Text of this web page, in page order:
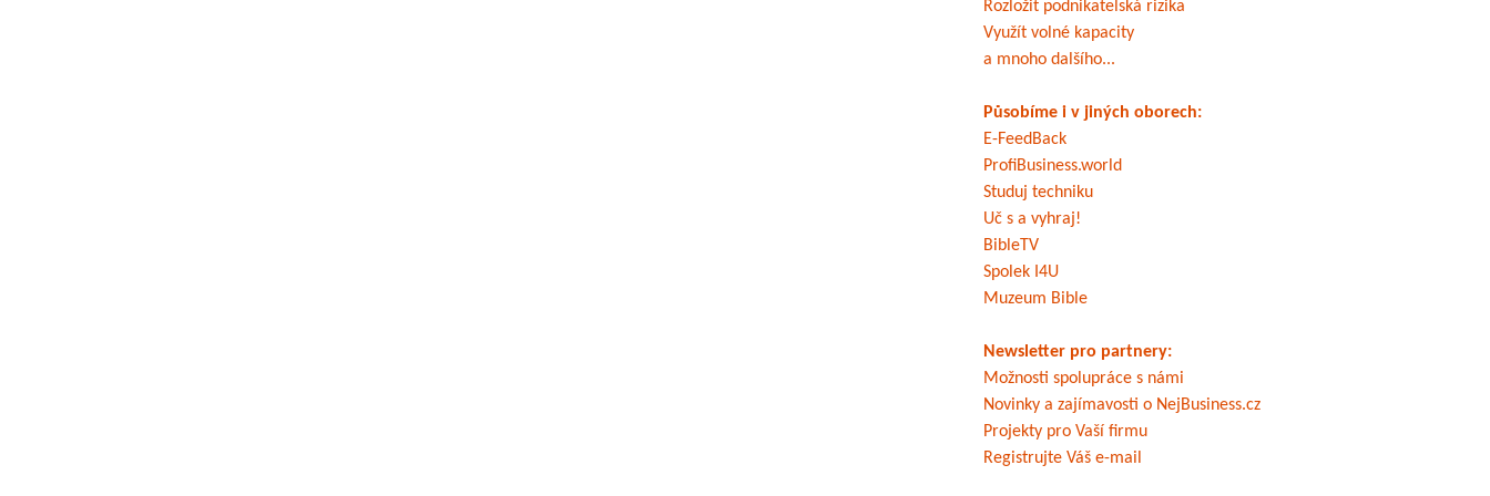
Rozložit podnikatelská rizika
Využít volné kapacity
a mnoho dalšího...
Působíme i v jiných oborech:
E-FeedBack
ProfiBusiness.world
Studuj techniku
Uč s a vyhraj!
BibleTV
Spolek I4U
Muzeum Bible
Newsletter pro partnery:
Možnosti spolupráce s námi
Novinky a zajímavosti o NejBusiness.cz
Projekty pro Vaší firmu
Registrujte Váš e-mail